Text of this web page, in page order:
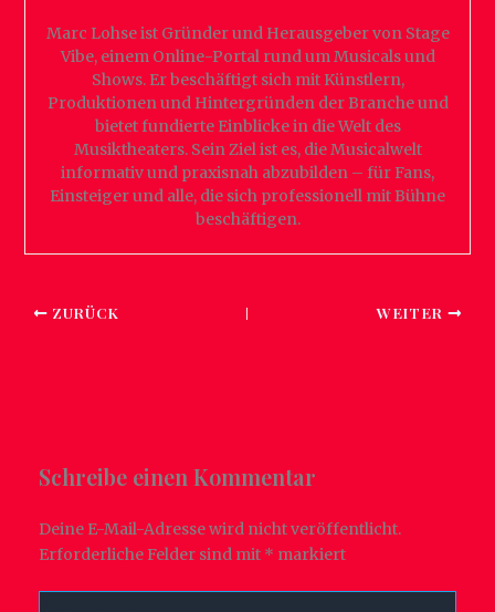
Marc Lohse ist Gründer und Herausgeber von Stage
Vibe, einem Online-Portal rund um Musicals und
Shows. Er beschäftigt sich mit Künstlern,
Produktionen und Hintergründen der Branche und
bietet fundierte Einblicke in die Welt des
Musiktheaters. Sein Ziel ist es, die Musicalwelt
informativ und praxisnah abzubilden – für Fans,
Einsteiger und alle, die sich professionell mit Bühne
beschäftigen.
ZURÜCK WEITER
Schreibe einen Kommentar
Deine E-Mail-Adresse wird nicht veröffentlicht.
Erforderliche Felder sind mit * markiert